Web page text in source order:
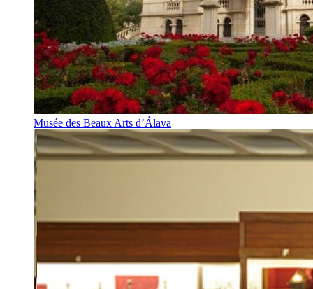
Musée des Beaux Arts d’Álava